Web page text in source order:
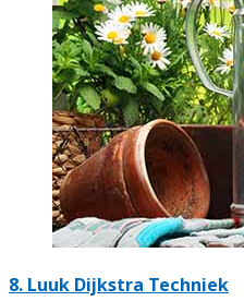
8. Luuk Dijkstra Techniek